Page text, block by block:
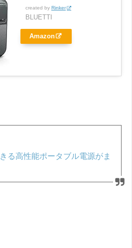
created by Rinker
BLUETTI
Amazon
る高性能ポータブル電源がま